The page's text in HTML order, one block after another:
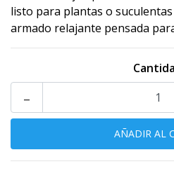
listo para plantas o
armado relajante pensada
-